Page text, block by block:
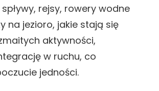
spływy, rejsy, rowery wodne
na jezioro, jakie stają się
aktywności,
w ruchu, co
jedności.